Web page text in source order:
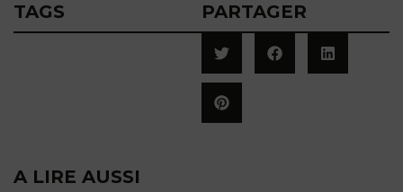
TAGS PARTAGER
A LIRE AUSSI